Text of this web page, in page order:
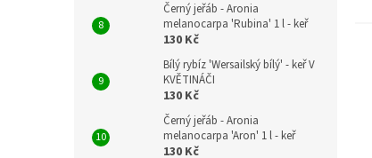
Černý jeřáb - Aronia
melanocarpa 'Rubina' 1 l - keř
130 Kč
Bílý rybíz 'Wersailský bílý' - keř V
KVĚTINÁČI
130 Kč
Černý jeřáb - Aronia
melanocarpa 'Aron' 1 l - keř
130 Kč